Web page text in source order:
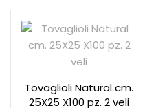
Tovaglioli Natural cm.
25X25 X100 pz. 2 veli